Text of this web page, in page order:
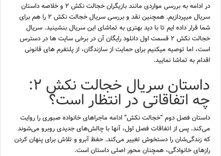
در ادامه به بررسی مواردی مانند بازیگران خجالت نکش ۲ و خلاصه داستان
سریال میپردازیم. همچنین نقد و بررسی سریال خجالت نکش ۲ را هم برای
شما قرار داده ایم تا با دید بهتری به تماشای این سریال بنشینید. سریال
خجالت نکش ۲ قسمت اول دانلود رایگان آن در برخی سایت ها در دسترس
است، اما توصیه میکنیم برای حمایت از سازندگان، از پلتفرم های قانونی
اقدام به تماشا نمایید.
داستان سریال خجالت نکش ۲:
چه اتفاقاتی در انتظار است؟
داستان فصل دوم “خجالت نکش” ادامه ماجراهای خانواده صبوری را روایت
می‌کند. پس از اتفاقات فصل اول، آنها با چالش‌های جدیدی روبرو می‌شوند
که زندگی‌شان را دستخوش تغییر می‌کند. حفظ آبرو و تلاش برای پنهان کردن
رازهای خانوادگی، همچنان محور اصلی داستان است.